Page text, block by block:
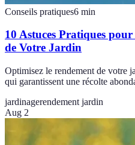
Conseils pratiques6 min
10 Astuces Pratiques
de Votre Jardin
Optimisez le rendement de votre
qui garantissent une récolte
jardinagerendement jardin
Aug 2